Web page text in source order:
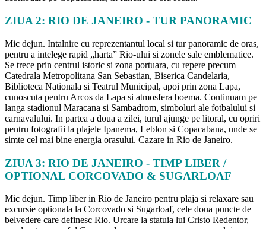
ZIUA 2: RIO DE JANEIRO - TUR PANORAMIC
Mic dejun. Intalnire cu reprezentantul local si tur panoramic de oras,
pentru a intelege rapid „harta” Rio-ului si zonele sale emblematice.
Se trece prin centrul istoric si zona portuara, cu repere precum
Catedrala Metropolitana San Sebastian, Biserica Candelaria,
Biblioteca Nationala si Teatrul Municipal, apoi prin zona Lapa,
cunoscuta pentru Arcos da Lapa si atmosfera boema. Continuam pe
langa stadionul Maracana si Sambadrom, simboluri ale fotbalului si
carnavalului. In partea a doua a zilei, turul ajunge pe litoral, cu opriri
pentru fotografii la plajele Ipanema, Leblon si Copacabana, unde se
simte cel mai bine energia orasului. Cazare in Rio de Janeiro.
ZIUA 3: RIO DE JANEIRO - TIMP LIBER /
OPTIONAL CORCOVADO & SUGARLOAF
Mic dejun. Timp liber in Rio de Janeiro pentru plaja si relaxare sau
excursie optionala la Corcovado si Sugarloaf, cele doua puncte de
belvedere care definesc Rio. Urcare la statuia lui Cristo Redentor,